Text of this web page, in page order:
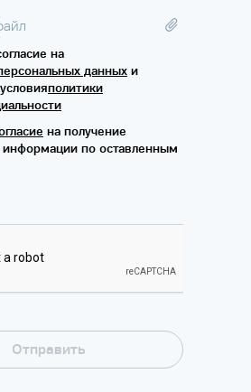
на
данных и
политики
на получение
по оставленным